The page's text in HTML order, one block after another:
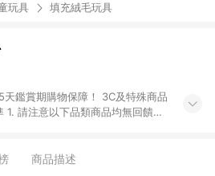
玩具 填充絨毛玩具
鑑賞期購物保障！ 3C及特殊商品
得 [2024/6/1起適用] -內接硬
商品描述